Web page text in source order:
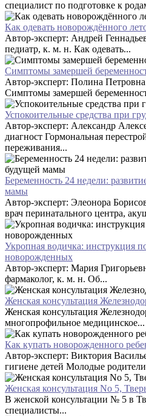
специалист по подготовке к
Как одевать новорождённого
Автор-эксперт: Андрей
педиатр, к. м. н. Как одевать...
Симптомы замершей
Автор-эксперт: Полина
Симптомы замершей
Успокоительные средства при
Автор-эксперт: Александр
диагност Гормональная
переживания...
Беременность 24 недели:
мамы
Автор-эксперт: Элеонора
врач перинатального центра,
Укропная водичка: инструкция
новорожденных
Автор-эксперт: Мария
фармаколог, к. м. н. Об...
Женская консультация
Женская консультация
многопрофильное медицинское...
Как купать новорожденного
Автор-эксперт: Виктория
гигиене детей Молодые
Женская консультация No 5,
В женской консультации № 5 в
специалисты...